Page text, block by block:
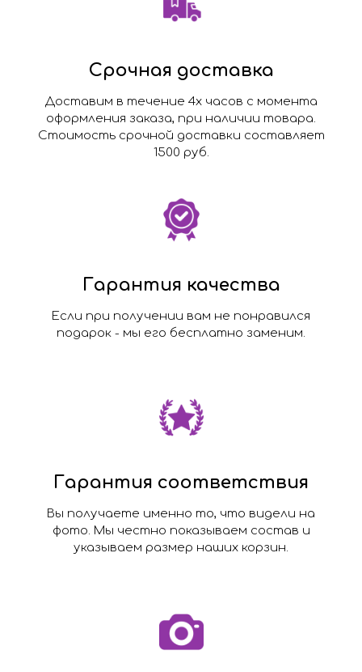
Срочная доставка
Доставим в течение 4х часов с момента
оформления заказа, при наличии товара.
Стоимость срочной доставки составляет
1500 руб.
Гарантия качества
Если при получении вам не понравился
подарок - мы его бесплатно заменим.
Гарантия соответствия
Вы получаете именно то, что видели на
фото. Мы честно показываем состав и
указываем размер наших корзин.